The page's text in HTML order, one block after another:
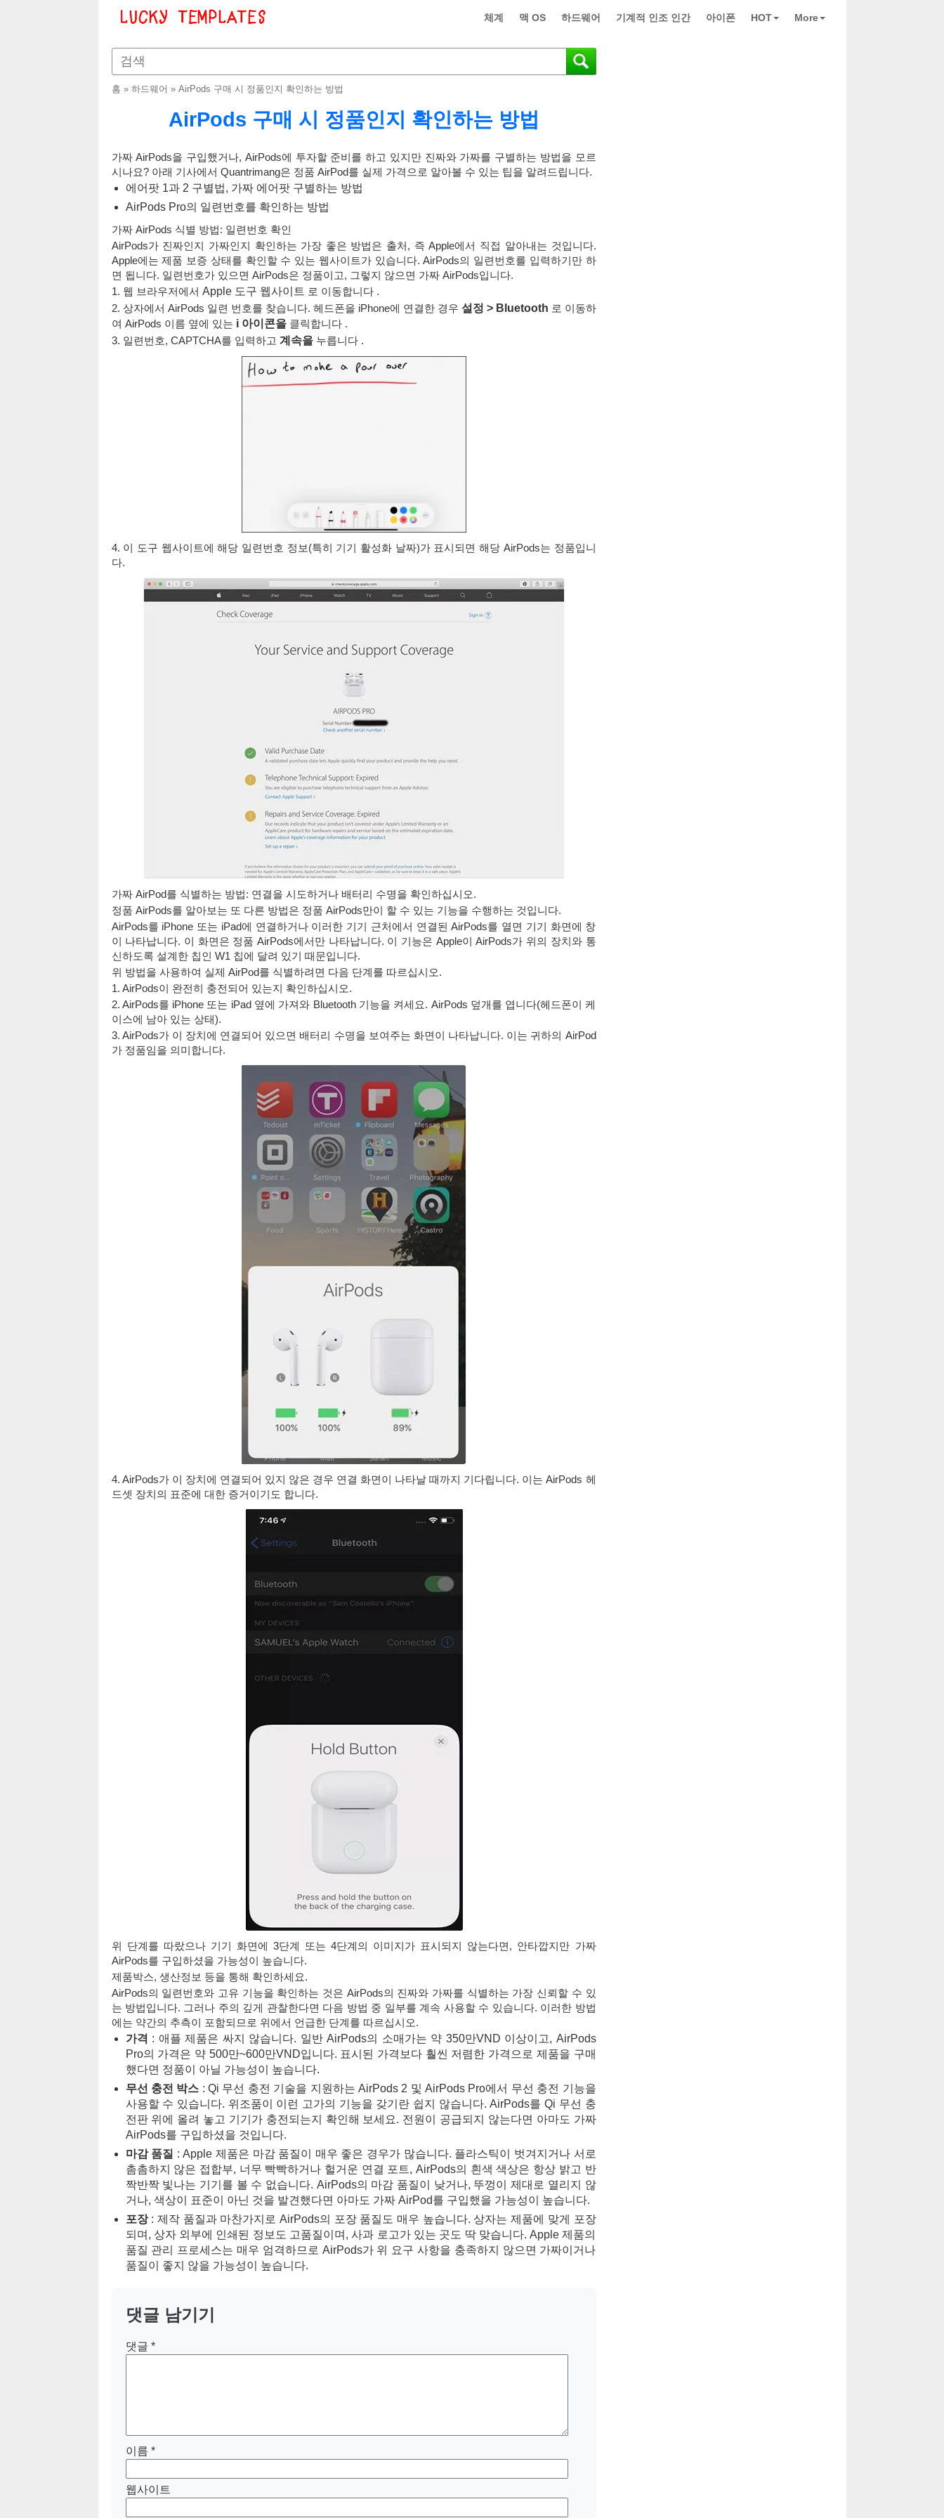
체계 맥 OS 하드웨어 기계적 인조 인간 아이폰 HOT More
홈 » 하드웨어 » AirPods 구매 시 정품인지 확인하는 방법
AirPods 구매 시 정품인지 확인하는 방법
가짜 AirPods을 구입했거나, AirPods에 투자할 준비를 하고 있지만 진짜와 가짜를 구별하는 방법을 모르
시나요? 아래 기사에서 Quantrimang은 정품 AirPod를 실제 가격으로 알아볼 수 있는 팁을 알려드립니다.
에어팟 1과 2 구별법, 가짜 에어팟 구별하는 방법
AirPods Pro의 일련번호를 확인하는 방법
가짜 AirPods 식별 방법: 일련번호 확인
AirPods가 진짜인지 가짜인지 확인하는 가장 좋은 방법은 출처, 즉 Apple에서 직접 알아내는 것입니다.
Apple에는 제품 보증 상태를 확인할 수 있는 웹사이트가 있습니다. AirPods의 일련번호를 입력하기만 하
면 됩니다. 일련번호가 있으면 AirPods은 정품이고, 그렇지 않으면 가짜 AirPods입니다.
1. 웹 브라우저에서 Apple 도구 웹사이트 로 이동합니다 .
2. 상자에서 AirPods 일련 번호를 찾습니다. 헤드폰을 iPhone에 연결한 경우 설정 > Bluetooth 로 이동하
여 AirPods 이름 옆에 있는 i 아이콘을클릭합니다 .
3. 일련번호, CAPTCHA를 입력하고 계속을누릅니다 .
4. 이 도구 웹사이트에 해당 일련번호 정보(특히 기기 활성화 날짜)가 표시되면 해당 AirPods는 정품입니
다.
가짜 AirPod를 식별하는 방법: 연결을 시도하거나 배터리 수명을 확인하십시오.
정품 AirPods를 알아보는 또 다른 방법은 정품 AirPods만이 할 수 있는 기능을 수행하는 것입니다.
AirPods를 iPhone 또는 iPad에 연결하거나 이러한 기기 근처에서 연결된 AirPods를 열면 기기 화면에 창
이 나타납니다. 이 화면은 정품 AirPods에서만 나타납니다. 이 기능은 Apple이 AirPods가 위의 장치와 통
신하도록 설계한 칩인 W1 칩에 달려 있기 때문입니다.
위 방법을 사용하여 실제 AirPod를 식별하려면 다음 단계를 따르십시오.
1. AirPods이 완전히 충전되어 있는지 확인하십시오.
2. AirPods를 iPhone 또는 iPad 옆에 가져와 Bluetooth 기능을 켜세요. AirPods 덮개를 엽니다(헤드폰이 케
이스에 남아 있는 상태).
3. AirPods가 이 장치에 연결되어 있으면 배터리 수명을 보여주는 화면이 나타납니다. 이는 귀하의 AirPod
가 정품임을 의미합니다.
4. AirPods가 이 장치에 연결되어 있지 않은 경우 연결 화면이 나타날 때까지 기다립니다. 이는 AirPods 헤
드셋 장치의 표준에 대한 증거이기도 합니다.
위 단계를 따랐으나 기기 화면에 3단계 또는 4단계의 이미지가 표시되지 않는다면, 안타깝지만 가짜
AirPods를 구입하셨을 가능성이 높습니다.
제품박스, 생산정보 등을 통해 확인하세요.
AirPods의 일련번호와 고유 기능을 확인하는 것은 AirPods의 진짜와 가짜를 식별하는 가장 신뢰할 수 있
는 방법입니다. 그러나 주의 깊게 관찰한다면 다음 방법 중 일부를 계속 사용할 수 있습니다. 이러한 방법
에는 약간의 추측이 포함되므로 위에서 언급한 단계를 따르십시오.
가격 : 애플 제품은 싸지 않습니다. 일반 AirPods의 소매가는 약 350만VND 이상이고, AirPods
Pro의 가격은 약 500만~600만VND입니다. 표시된 가격보다 훨씬 저렴한 가격으로 제품을 구매
했다면 정품이 아닐 가능성이 높습니다.
무선 충전 박스 : Qi 무선 충전 기술을 지원하는 AirPods 2 및 AirPods Pro에서 무선 충전 기능을
사용할 수 있습니다. 위조품이 이런 고가의 기능을 갖기란 쉽지 않습니다. AirPods를 Qi 무선 충
전판 위에 올려 놓고 기기가 충전되는지 확인해 보세요. 전원이 공급되지 않는다면 아마도 가짜
AirPods를 구입하셨을 것입니다.
마감 품질 : Apple 제품은 마감 품질이 매우 좋은 경우가 많습니다. 플라스틱이 벗겨지거나 서로
촘촘하지 않은 접합부, 너무 빡빡하거나 헐거운 연결 포트, AirPods의 흰색 색상은 항상 밝고 반
짝반짝 빛나는 기기를 볼 수 없습니다. AirPods의 마감 품질이 낮거나, 뚜껑이 제대로 열리지 않
거나, 색상이 표준이 아닌 것을 발견했다면 아마도 가짜 AirPod를 구입했을 가능성이 높습니다.
포장: 제작 품질과 마찬가지로 AirPods의 포장 품질도 매우 높습니다. 상자는 제품에 맞게 포장
되며, 상자 외부에 인쇄된 정보도 고품질이며, 사과 로고가 있는 곳도 딱 맞습니다. Apple 제품의
품질 관리 프로세스는 매우 엄격하므로 AirPods가 위 요구 사항을 충족하지 않으면 가짜이거나
품질이 좋지 않을 가능성이 높습니다.
댓글 남기기
댓글 *
이름 *
웹사이트